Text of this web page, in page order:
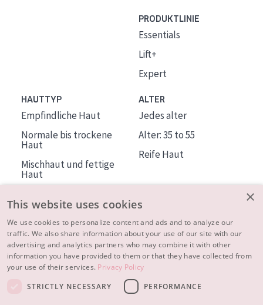
PRODUKTLINIE
Essentials
Lift+
Expert
HAUTTYP
Empfindliche Haut
Normale bis trockene
Haut
Mischhaut und fettige
Haut
Haut
ALTER
Jedes alter
Alter: 35 to 55
Reife Haut
ÜBER DIADERMINE
Mehr über uns
Inspiration
×
This website uses cookies
We use cookies to personalize content and ads and to analyze our
traffic. We also share information about your use of our site with our
advertising and analytics partners who may combine it with other
information you have provided to them or that they have collected from
your use of their services. Privacy Policy
STRICTLY NECESSARY
PERFORMANCE